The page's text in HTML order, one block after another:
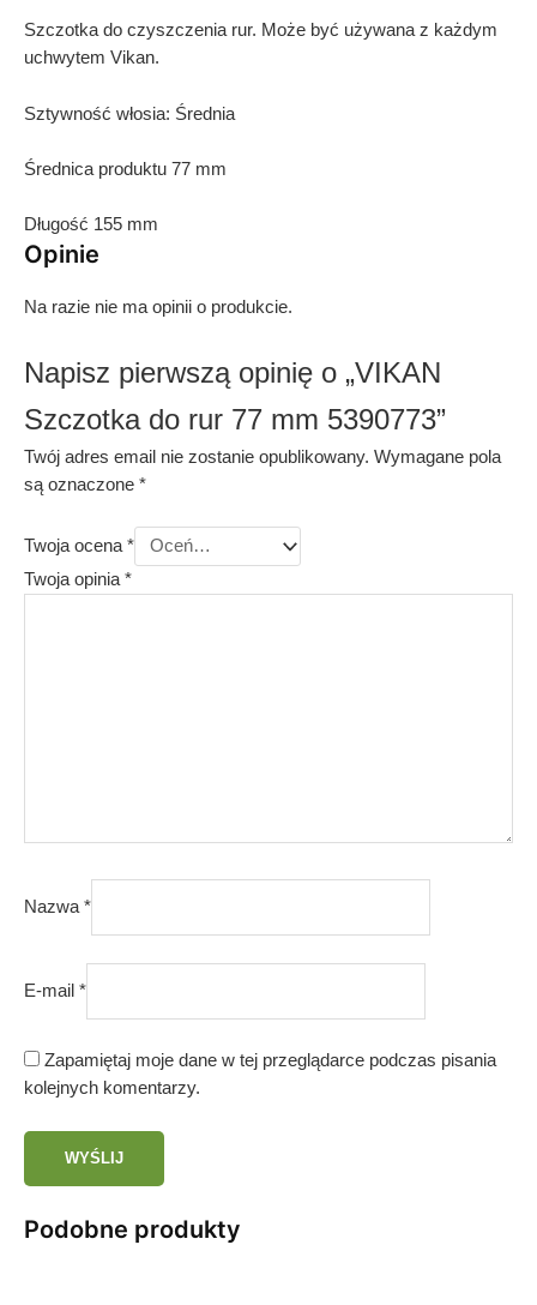
Szczotka do czyszczenia rur. Może być używana z każdym
uchwytem Vikan.
Sztywność włosia: Średnia
Średnica produktu 77 mm
Długość 155 mm
Opinie
Na razie nie ma opinii o produkcie.
Napisz pierwszą opinię o „VIKAN
Szczotka do rur 77 mm 5390773”
Twój adres email nie zostanie opublikowany. Wymagane pola
są oznaczone *
Twoja ocena*
Twoja opinia *
Nazwa *
E-mail *
Zapamiętaj moje dane w tej przeglądarce podczas pisania
kolejnych komentarzy.
Podobne produkty